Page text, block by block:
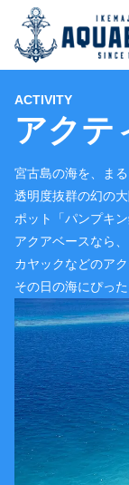
ACTIVITY
アクテ
宮古島の海を、ま
透明度抜群の幻の
ポット「パンプキン
アクアベースなら
カヤックなどのア
その日の海にぴっ